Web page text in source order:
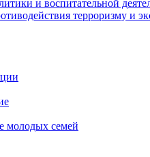
и воспитательной
терроризму и
молодых семей